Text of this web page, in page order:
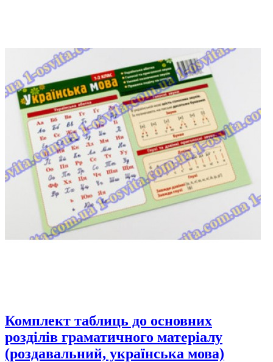
Комплект таблиць до основних
розділів граматичного матеріалу
(роздавальний, українська мова)